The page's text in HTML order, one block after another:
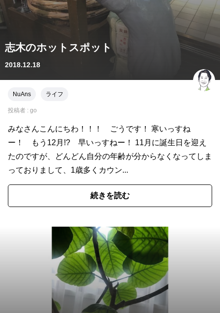
志木のホットスポット
2018.12.18
NuAns ライフ
投稿者 : go
みなさんこんにちわ！！！ ごうです！ 寒いっすね
ー！ もう12月!? 早いっすねー！ 11月に誕生日を迎え
たのですが、どんどん自分の年齢が分からなくなってしま
っておりまして、1歳多くカウン...
続きを読む